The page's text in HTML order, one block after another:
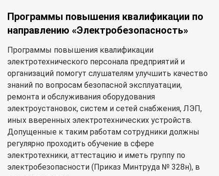
Программы повышения квалификации по
направлению «Электробезопасность»
Программы повышения квалификации
электротехнического персонала предприятий и
организаций помогут слушателям улучшить качество
знаний по вопросам безопасной эксплуатации,
ремонта и обслуживания оборудования
электроустановок, систем и сетей снабжения, ЛЭП,
иных вверенных электротехнических устройств.
Допущенные к таким работам сотрудники должны
регулярно проходить обучение в сфере
электротехники, аттестацию и иметь группу по
электробезопасности (Приказ Минтруда № 328н), в